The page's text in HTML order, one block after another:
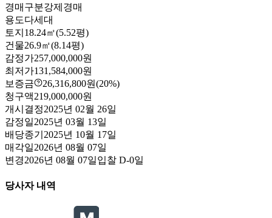
경매구분강제경매
용도다세대
토지 18.24㎡(5.52평)
건물26.9㎡(8.14평)
감정가257,000,000원
최저가131,584,000원
보증금
26,316,800원(20%)
청구액219,000,000원
개시결정2025년 02월 26일
감정일2025년 03월 13일
배당종기 2025년 10월 17일
매각일2026년 08월 07일
변경2026년 08월 07일입찰 D-0일
당사자 내역